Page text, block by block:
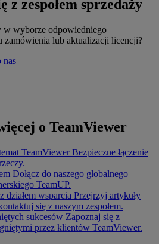
z zespołem sprzedaży
w wyborze odpowiedniego
zamówienia lub aktualizacji licencji?
nas
o TeamViewer
TeamViewer Bezpieczne łączenie
Dołącz do naszego globalnego
TeamUP.
działem wsparcia Przejrzyj artykuły
się z naszym zespołem.
sukcesów Zapoznaj się z
przez klientów TeamViewer.